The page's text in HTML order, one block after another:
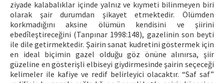
ziyade kalabalıklar içinde yalnız ve kıymeti bilinmeyen biri
olarak şair durumdan şikayet etmektedir. Ölümden
korkmadığını aksine ölümün kendisini ve şiirini
ebedîleştireceğini (Tanpınar 1998:148), gazelinin son beyti
ile dile getirmektedir. Şairin sanat kudretini göstermek için
en ideal biçimin gazel olduğu göz önüne alınırsa, şiir
güzeline en gösterişli elbiseyi giydirmesinde şairin seçeceği
kelimeler ile kafiye ve redif belirleyici olacaktır. “Saf saf”